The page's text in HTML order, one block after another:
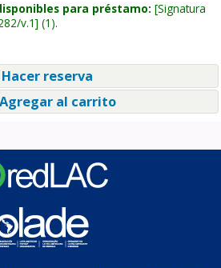
para préstamo: Signatura
v.1 (1).
reserva
al carrito